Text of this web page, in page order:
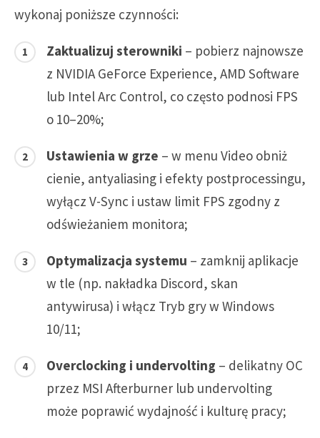
wykonaj poniższe czynności:
Zaktualizuj sterowniki – pobierz najnowsze
z NVIDIA GeForce Experience, AMD Software
lub Intel Arc Control, co często podnosi FPS
o 10–20%;
Ustawienia w grze – w menu Video obniż
cienie, antyaliasing i efekty postprocessingu,
wyłącz V-Sync i ustaw limit FPS zgodny z
odświeżaniem monitora;
Optymalizacja systemu – zamknij aplikacje
w tle (np. nakładka Discord, skan
antywirusa) i włącz Tryb gry w Windows
10/11;
Overclocking i undervolting – delikatny OC
przez MSI Afterburner lub undervolting
może poprawić wydajność i kulturę pracy;